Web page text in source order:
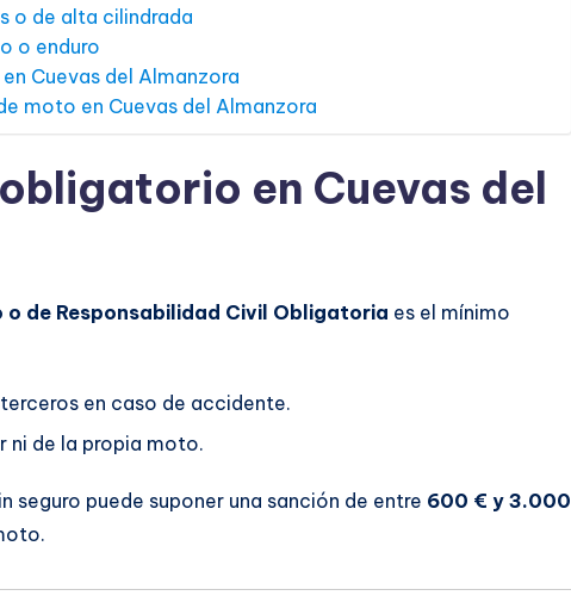
o de alta cilindrada
o enduro
Cuevas del Almanzora
moto en Cuevas del Almanzora
en Cuevas del
de Responsabilidad Civil Obligatoria es el mínimo
en caso de accidente.
ni de la propia moto.
seguro puede suponer una sanción de entre 600 € y 3.000